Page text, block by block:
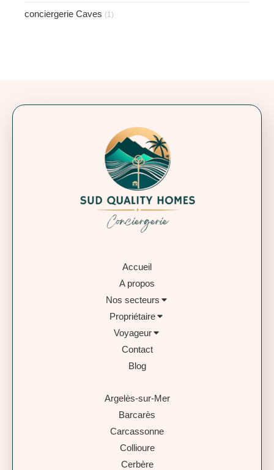
conciergerie Caves (1)
Accueil
A propos
Nos secteurs
Propriétaire
Voyageur
Contact
Blog
Argelès-sur-Mer
Barcarès
Carcassonne
Collioure
Cerbère